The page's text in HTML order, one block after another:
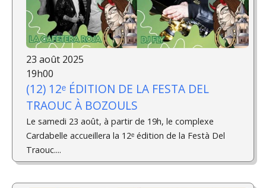
23 août 2025
19h00
(12) 12ᵉ ÉDITION DE LA FESTA DEL
TRAOUC À BOZOULS
Le samedi 23 août, à partir de 19h, le complexe
Cardabelle accueillera la 12ᵉ édition de la Festà Del
Traouc....